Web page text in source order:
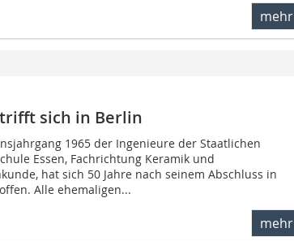
mehr
sich in Berlin
1965 der Ingenieure der Staatlichen
Essen, Fachrichtung Keramik und
hat sich 50 Jahre nach seinem Abschluss in
Alle ehemaligen...
mehr